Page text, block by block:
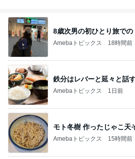
8歳次男の初ひとり旅での
Amebaトピックス 18時間前
鉄分はレバーと延々と話
Amebaトピックス 1日前
モト冬樹 作ったじゃこ天
Amebaトピックス 15時間前